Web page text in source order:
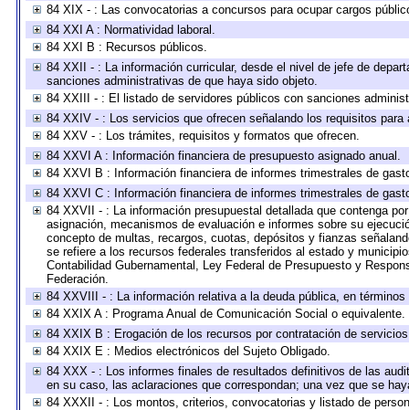
84 XIX - : Las convocatorias a concursos para ocupar cargos
84 XXI A : Normatividad laboral.
84 XXI B : Recursos públicos.
84 XXII - : La información curricular, desde el nivel de jefe de
sanciones administrativas de que haya sido objeto.
84 XXIII - : El listado de servidores públicos con sanciones
84 XXIV - : Los servicios que ofrecen señalando los requisitos para
84 XXV - : Los trámites, requisitos y formatos que ofrecen.
84 XXVI A : Información financiera de presupuesto asignado anual.
84 XXVI B : Información financiera de informes trimestrales de
84 XXVI C : Información financiera de informes trimestrales de
84 XXVII - : La información presupuestal detallada que contenga
asignación, mecanismos de evaluación e informes sobre su
concepto de multas, recargos, cuotas, depósitos y fianzas
se refiere a los recursos federales transferidos al estado y
Contabilidad Gubernamental, Ley Federal de Presupuesto y
Federación.
84 XXVIII - : La información relativa a la deuda pública, en
84 XXIX A : Programa Anual de Comunicación Social o equivalente.
84 XXIX B : Erogación de los recursos por contratación de
84 XXIX E : Medios electrónicos del Sujeto Obligado.
84 XXX - : Los informes finales de resultados definitivos de las
en su caso, las aclaraciones que correspondan; una vez que se
84 XXXII - : Los montos, criterios, convocatorias y listado de